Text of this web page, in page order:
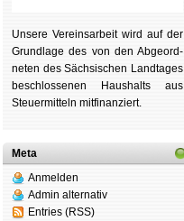
Unsere Ver­eins­ar­beit wird auf der
Grund­lage des von den Ab­ge­ord­
ne­ten des Säch­si­schen Land­tages
be­schlos­se­nen Haus­halts aus
Steu­er­mitteln mit­fi­nan­ziert.
Meta
Anmelden
Admin alternativ
Entries (RSS)